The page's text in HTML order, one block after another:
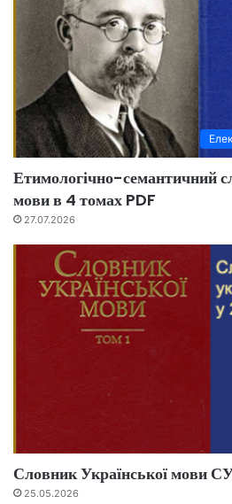
Етимологічно-семантичний
мови в 4 томах PDF
27.07.2026
Словник Української мови
25.05.2026